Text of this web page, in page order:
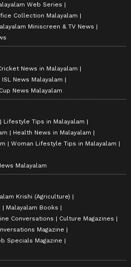
Web Series
Collection Malayalam
Miniscreen & TV News
News in Malayalam
ISL News Malayalam
News Malayalam
Lifestyle Tips in Malayalam
Health News in Malayalam
Woman Lifestyle Tips in Malayalam
Malayalam
Krishi (Agriculture)
Malayalam Books
Conversations
Culture Magazines
Magazine
Specials Magazine